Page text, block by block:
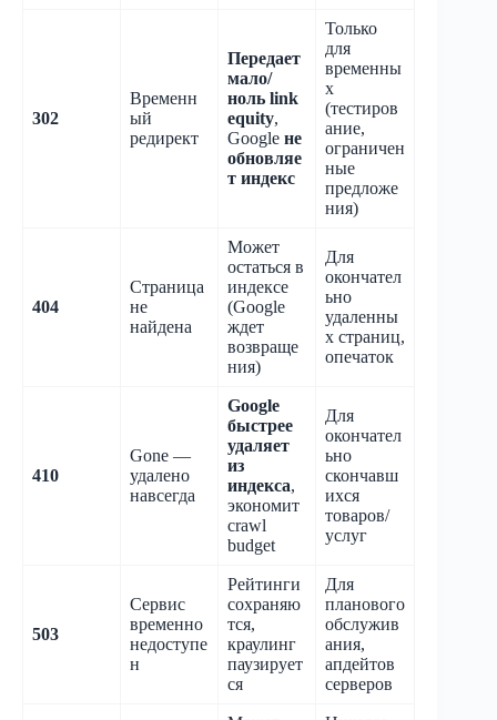
302
Временн
ый
редирект
Передает
мало/
ноль link
equity,
Google не
обновляе
т индекс
Только
для
временны
х
(тестиров
ание,
ограничен
ные
предложе
ния)
404
Страница
не
найдена
Может
остаться в
индексе
(Google
ждет
возвраще
ния)
Для
окончател
ьно
удаленны
х страниц,
опечаток
410
Gone —
удалено
навсегда
Google
быстрее
удаляет
из
индекса,
экономит
crawl
budget
Для
окончател
ьно
скончавш
ихся
товаров/
услуг
503
Сервис
временно
недоступе
н
Рейтинги
сохраняю
тся,
краулинг
паузирует
ся
Для
планового
обслужив
ания,
апдейтов
серверов